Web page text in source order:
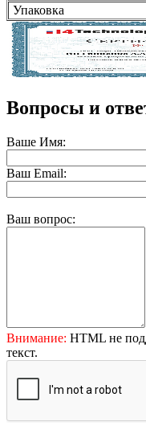
Упаковка
Вопросы и
Ваше Имя:
Ваш Email:
Ваш вопрос:
Внимание: HTML не
текст.